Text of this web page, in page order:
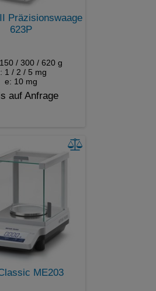
Präzisionswaage
623P
/ 300 / 620 g
1 / 2 / 5 mg
e: 10 mg
auf Anfrage
ME203